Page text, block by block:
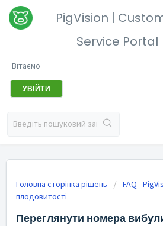
PigVision |
Service Portal
Вітаємо
УВІЙТИ
Головна сторінка рішень FAQ -
плодовитості
Переглянути номера